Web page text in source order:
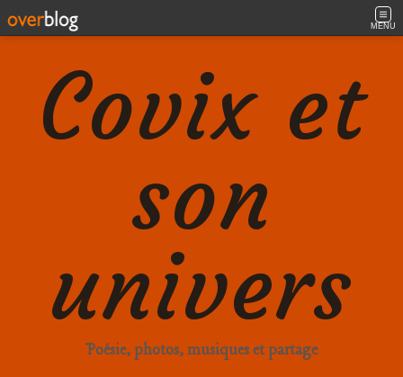
MENU
Covix et
son
univers
Poésie, photos, musiques et partage